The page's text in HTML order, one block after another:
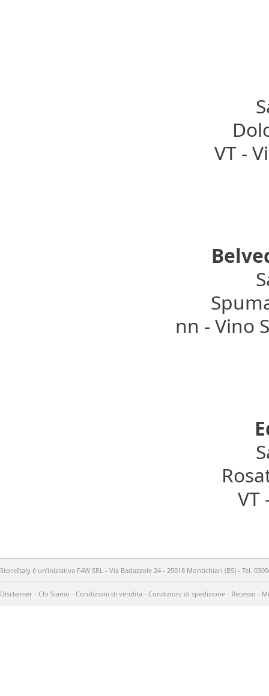
VT -
nn - Vino
VT
StoreItaly è un’iniziativa F4W SRL - Via Badazzole 24 - 25018 Montichiari (BS) - Tel.
Disclaimer - Chi Siamo - Condizioni di vendita - Condizioni di spedizione - Recesso -